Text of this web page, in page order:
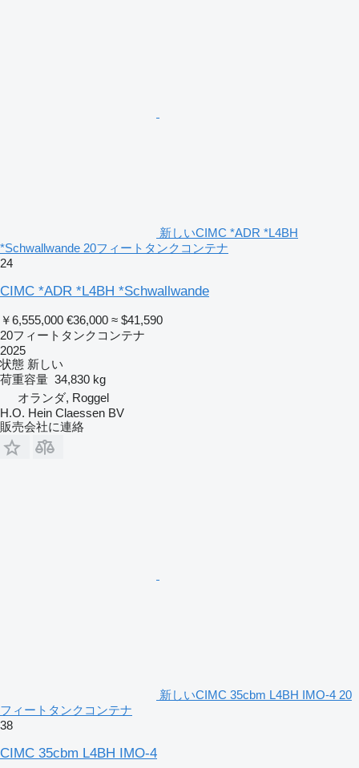
新しいCIMC *ADR *L4BH
*Schwallwande 20フィートタンクコンテナ
24
CIMC *ADR *L4BH *Schwallwande
￥6,555,000 €36,000 ≈ $41,590
20フィートタンクコンテナ
2025
状態 新しい
荷重容量 34,830 kg
オランダ, Roggel
H.O. Hein Claessen BV
販売会社に連絡
新しいCIMC 35cbm L4BH IMO-4 20
フィートタンクコンテナ
38
CIMC 35cbm L4BH IMO-4